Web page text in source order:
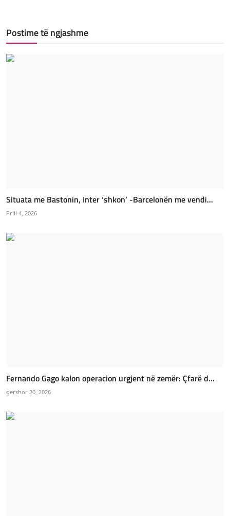
Postime të ngjashme
Situata me Bastonin, Inter ‘shkon’ -Barcelonën me vendi...
Prill 4, 2026
Fernando Gago kalon operacion urgjent në zemër: Çfarë d...
qershor 20, 2026